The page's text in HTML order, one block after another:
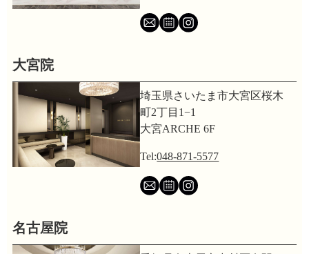
大宮院
埼玉県さいたま市大宮区桜木
町2丁目1−1
大宮ARCHE 6F
Tel:048-871-5577
名古屋院